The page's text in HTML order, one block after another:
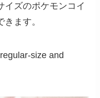
イズのポケモンコイ
ます。
size and